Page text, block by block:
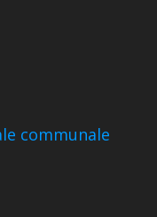
communale